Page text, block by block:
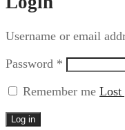
Username or email
Password *
Remember me Lost
Log in